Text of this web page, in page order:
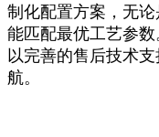
制化配置方案，无
能匹配最优工艺参
以完善的售后技术
航。